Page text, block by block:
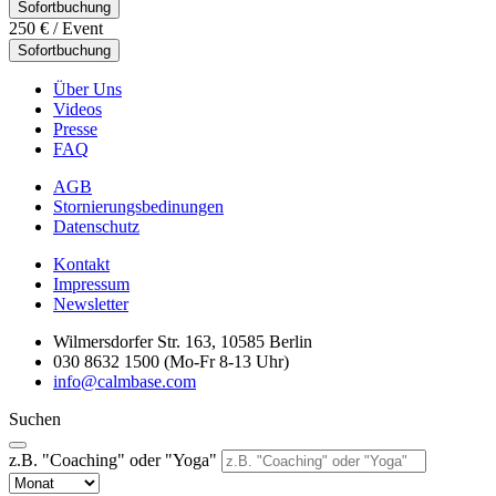
Sofortbuchung
250 € / Event
Sofortbuchung
Über Uns
Videos
Presse
FAQ
AGB
Stornierungsbedinungen
Datenschutz
Kontakt
Impressum
Newsletter
Wilmersdorfer Str. 163, 10585 Berlin
030 8632 1500 (Mo-Fr 8-13 Uhr)
info@calmbase.com
Suchen
z.B. "Coaching" oder "Yoga"